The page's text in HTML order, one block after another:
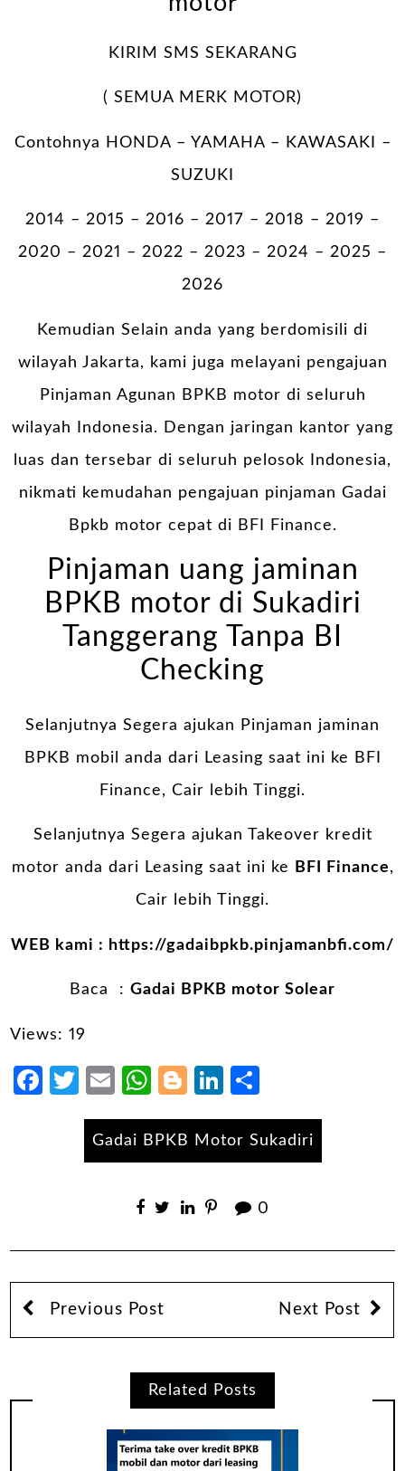
KIRIM SMS SEKARANG
( SEMUA MERK MOTOR)
Contohnya HONDA – YAMAHA – KAWASAKI –
SUZUKI
2014 – 2015 – 2016 – 2017 – 2018 – 2019 –
2020 – 2021 – 2022 – 2023 – 2024 – 2025 –
2026
Kemudian Selain anda yang berdomisili di
wilayah Jakarta, kami juga melayani pengajuan
Pinjaman Agunan BPKB motor di seluruh
wilayah Indonesia. Dengan jaringan kantor yang
luas dan tersebar di seluruh pelosok Indonesia,
nikmati kemudahan pengajuan pinjaman Gadai
Bpkb motor cepat di BFI Finance.
Pinjaman uang jaminan
BPKB motor di Sukadiri
Tanggerang Tanpa BI
Checking
Selanjutnya Segera ajukan Pinjaman jaminan
BPKB mobil anda dari Leasing saat ini ke BFI
Finance, Cair lebih Tinggi.
Selanjutnya Segera ajukan Takeover kredit
motor anda dari Leasing saat ini ke
BFI Finance,
Cair lebih Tinggi.
WEB kami : https://gadaibpkb.pinjamanbfi.com/
Baca : Gadai BPKB motor Solear
Views: 19
Facebook
Twitter
EmailWhatsApp
Blogger
LinkedIn
Gadai BPKB Motor Sukadiri
0
Previous Post Next Post
Related Posts